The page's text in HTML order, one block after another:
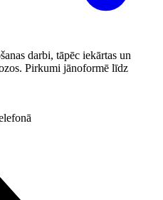
darbi, tāpēc iekārtas un
Pirkumi jānoformē līdz